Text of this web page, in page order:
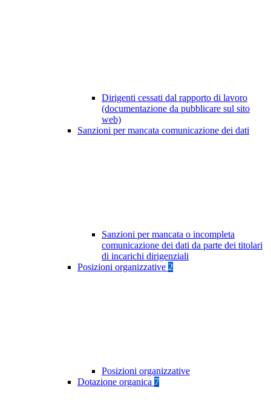
Dirigenti cessati dal rapporto di lavoro
(documentazione da pubblicare sul sito
web)
Sanzioni per mancata comunicazione dei dati
Sanzioni per mancata o incompleta
comunicazione dei dati da parte dei titolari
di incarichi dirigenziali
Posizioni organizzative 2
Posizioni organizzative
Dotazione organica 7